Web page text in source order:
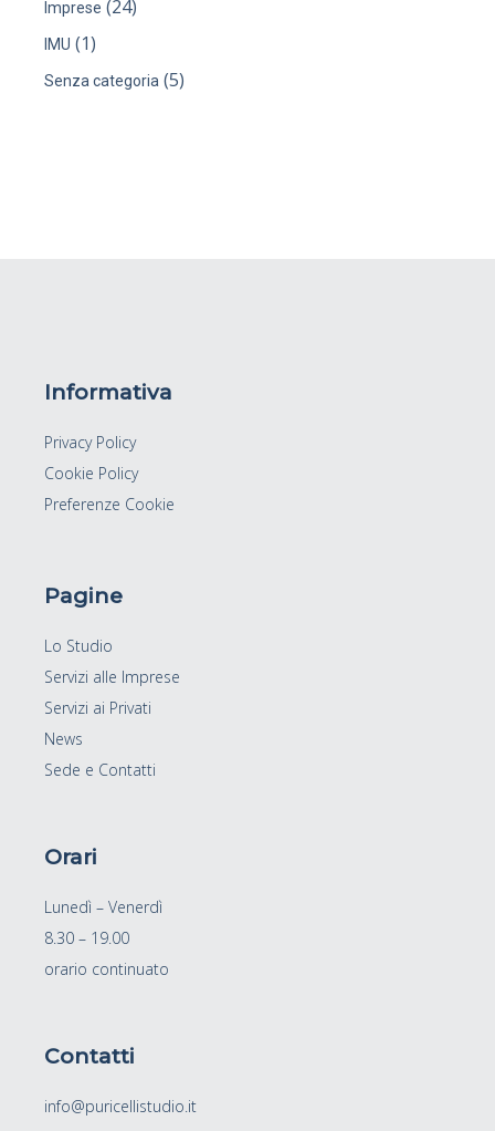
Imprese (24)
IMU (1)
Senza categoria (5)
Informativa
Privacy Policy
Cookie Policy
Preferenze Cookie
Pagine
Lo Studio
Servizi alle Imprese
Servizi ai Privati
News
Sede e Contatti
Orari
Lunedì – Venerdì
8.30 – 19.00
orario continuato
Contatti
info@puricellistudio.it